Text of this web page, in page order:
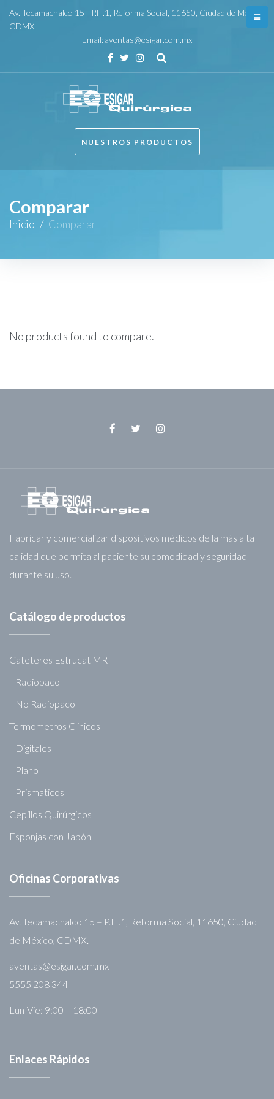
SkipAv. Tecamachalco 15 - P.H.1, Reforma Social, 11650, Ciudad de México,
CDMX.
Email:aventas@esigar.com.mx
Facebook
TwitterInstagram
NUESTROS PRODUCTOS
Comparar
Inicio / Comparar
No products found to compare.
Fabricar y comercializar dispositivos médicos de la más alta
calidad que permita al paciente su comodidad y seguridad
durante su uso.
Catálogo de productos
Cateteres Estrucat MR
Radiopaco
No Radiopaco
Termometros Clinicos
Digitales
Plano
Prismaticos
Cepillos Quirúrgicos
Esponjas con Jabón
Oficinas Corporativas
Av. Tecamachalco 15 – P.H.1, Reforma Social, 11650, Ciudad
de México, CDMX.
aventas@esigar.com.mx
5555 208 344
Lun-Vie: 9:00 – 18:00
Enlaces Rápidos